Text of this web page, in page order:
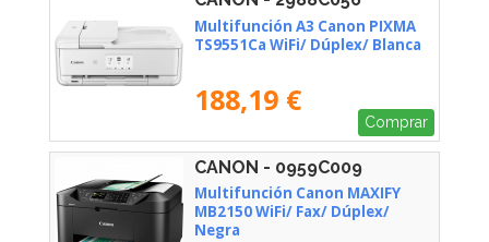
Multifunción A3 Canon PIXMA
TS9551Ca WiFi/ Dúplex/ Blanca
188,19 €
Comprar
CANON - 0959C009
Multifunción Canon MAXIFY
MB2150 WiFi/ Fax/ Dúplex/
Negra